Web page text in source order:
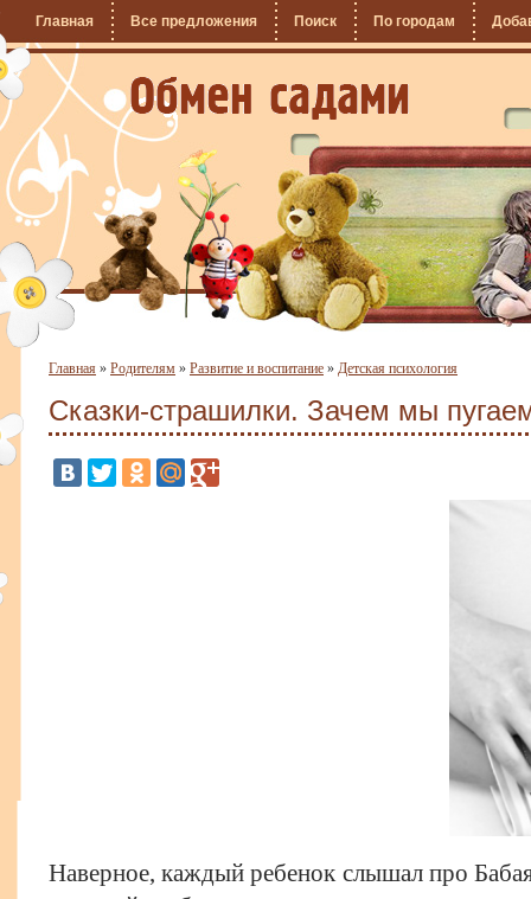
Главная Все предложения Поиск По городам
Главная » Родителям » Развитие и воспитание » Детская психология
Сказки-страшилки. Зачем мы
Наверное, каждый ребенок слышал про